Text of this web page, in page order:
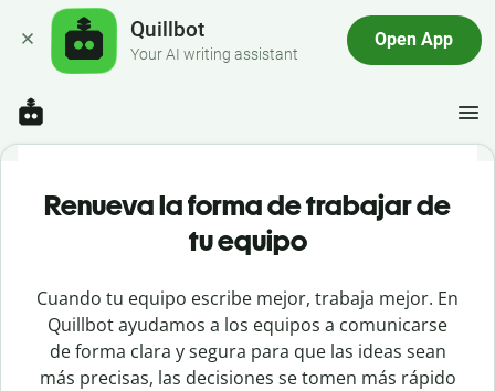
Quillbot
Your AI writing assistant
Open App
Renueva la forma de trabajar de
tu equipo
Cuando tu equipo escribe mejor, trabaja mejor. En
Quillbot ayudamos a los equipos a comunicarse
de forma clara y segura para que las ideas sean
más precisas, las decisiones se tomen más rápido